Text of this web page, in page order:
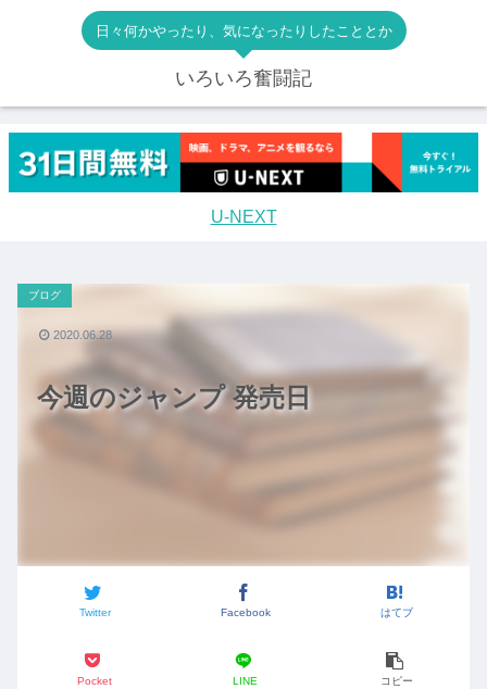
日々何かやったり、気になったりしたこととか
いろいろ奮闘記
U-NEXT
今週のジャンプ 発売日
ブログ
Twitter Facebook はてブ
Pocket LINE コピー
2020.06.28